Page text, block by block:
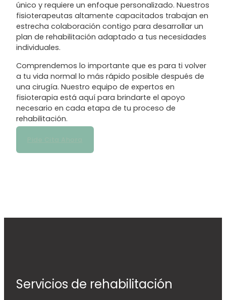
único y requiere un enfoque personalizado. Nuestros
fisioterapeutas altamente capacitados trabajan en
estrecha colaboración contigo para desarrollar un
plan de rehabilitación adaptado a tus necesidades
individuales.
Comprendemos lo importante que es para ti volver
a tu vida normal lo más rápido posible después de
una cirugía. Nuestro equipo de expertos en
fisioterapia está aquí para brindarte el apoyo
necesario en cada etapa de tu proceso de
rehabilitación.
Servicios de rehabilitación